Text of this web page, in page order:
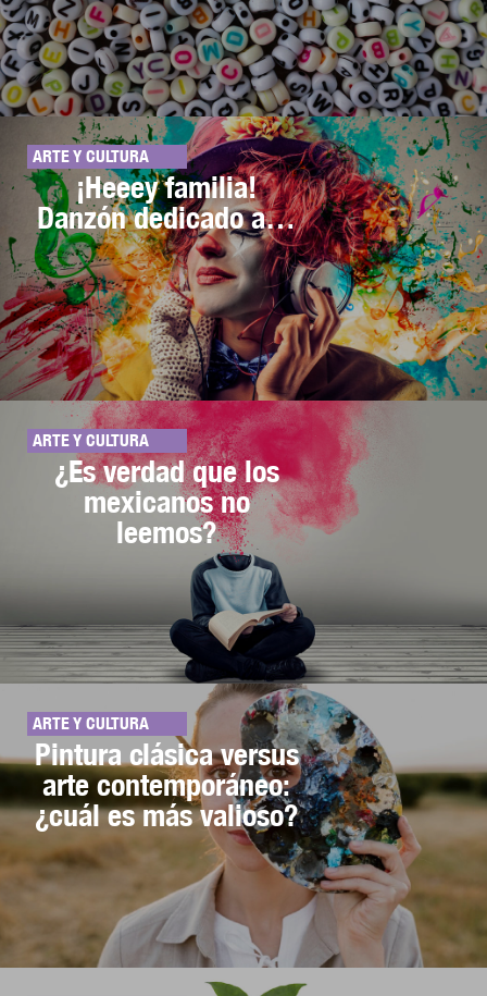
ARTE Y CULTURA
¡Heeey familia!
Danzón dedicado a…
ARTE Y CULTURA
¿Es verdad que los
mexicanos no
leemos?
ARTE Y CULTURA
Pintura clásica versus
arte contemporáneo:
¿cuál es más valioso?